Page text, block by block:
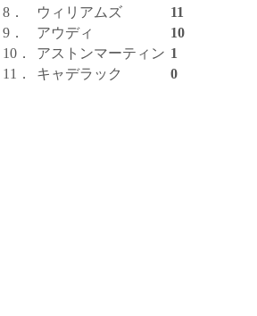
8．
ウィリアムズ
11
9．
アウディ
10
10．
アストンマーティン 1
11．
キャデラック 0